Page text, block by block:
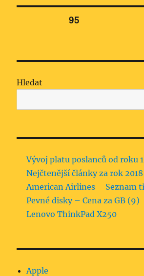
Stránkování
STRÁNKA:95
Hledat
Vývoj platu poslanců od roku
Nejčtenější články za rok 2018
American Airlines – Seznam
Pevné disky – Cena za GB (9)
Lenovo ThinkPad X250
Apple